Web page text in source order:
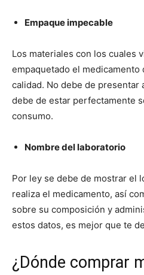
Empaque impecable
Los materiales con los cuales
empaquetado el
calidad. No debe de presentar
debe de estar perfectamente
consumo.
Nombre del laboratorio
Por ley se debe de mostrar el
realiza el medicamento, así
sobre su composición y
estos datos, es mejor que te
¿Dónde comprar